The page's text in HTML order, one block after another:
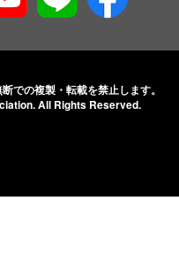
での複製・転載を禁止します。
All Rights Reserved.